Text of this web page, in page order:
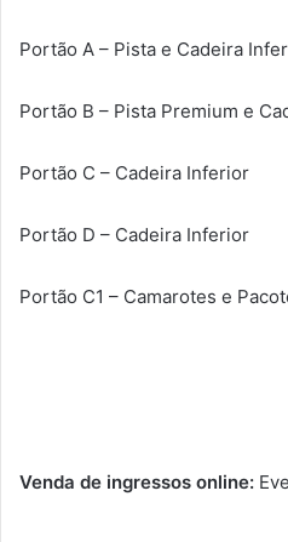
Portão A – Pista e Cadeira
Portão B – Pista Premium e
Portão C – Cadeira Inferior
Portão D – Cadeira Inferior
Portão C1 – Camarotes e
Venda de ingressos online: